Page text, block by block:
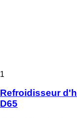
1
Refroidisseur
D65